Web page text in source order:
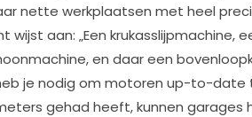
nette werkplaatsen met heel
aan: „Een krukasslijpmachine,
en daar een
je nodig om motoren up-to-date
gehad heeft, kunnen garages